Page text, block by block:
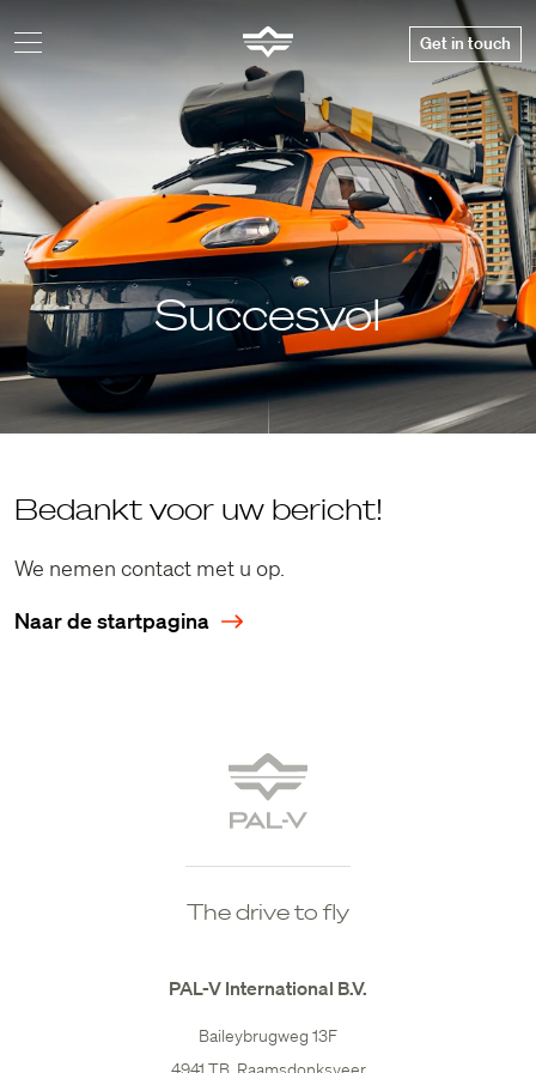
Get in touch
Succesvol
Bedankt voor uw bericht!
We nemen contact met u op.
Naar de startpagina
The drive to fly
PAL-V International B.V.
Baileybrugweg 13F